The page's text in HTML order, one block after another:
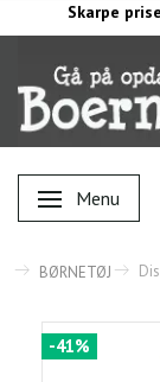
Skarpe
SkifteMenu
BØRNETØJ
-41%